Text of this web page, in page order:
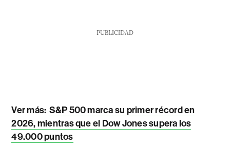
PUBLICIDAD
Ver más: S&P 500 marca su primer récord en
2026, mientras que el Dow Jones supera los
49.000 puntos